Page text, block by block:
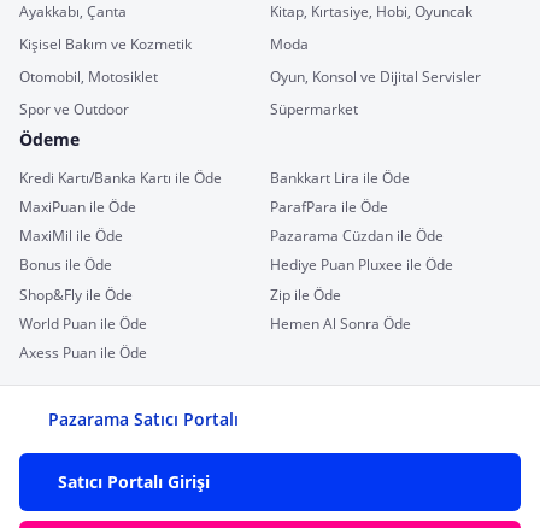
Ayakkabı, Çanta
Kitap, Kırtasiye, Hobi, Oyuncak
Kişisel Bakım ve Kozmetik
Moda
Otomobil, Motosiklet
Oyun, Konsol ve Dijital Servisler
Spor ve Outdoor
Süpermarket
Ödeme
Kredi Kartı/Banka Kartı ile Öde
Bankkart Lira ile Öde
MaxiPuan ile Öde
ParafPara ile Öde
MaxiMil ile Öde
Pazarama Cüzdan ile Öde
Bonus ile Öde
Hediye Puan Pluxee ile Öde
Shop&Fly ile Öde
Zip ile Öde
World Puan ile Öde
Hemen Al Sonra Öde
Axess Puan ile Öde
Pazarama Satıcı Portalı
Satıcı Portalı Girişi